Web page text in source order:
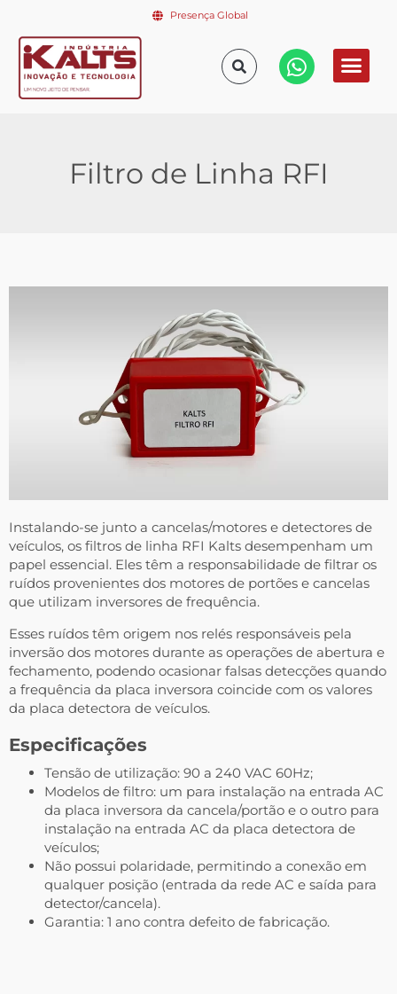
Presença Global
Filtro de Linha RFI
Instalando-se junto a cancelas/motores e detectores de
veículos, os filtros de linha RFI Kalts desempenham um
papel essencial. Eles têm a responsabilidade de filtrar os
ruídos provenientes dos motores de portões e cancelas
que utilizam inversores de frequência.
Esses ruídos têm origem nos relés responsáveis pela
inversão dos motores durante as operações de abertura e
fechamento, podendo ocasionar falsas detecções quando
a frequência da placa inversora coincide com os valores
da placa detectora de veículos.
Especificações
Tensão de utilização: 90 a 240 VAC 60Hz;
Modelos de filtro: um para instalação na entrada AC
da placa inversora da cancela/portão e o outro para
instalação na entrada AC da placa detectora de
veículos;
Não possui polaridade, permitindo a conexão em
qualquer posição (entrada da rede AC e saída para
detector/cancela).
Garantia: 1 ano contra defeito de fabricação.